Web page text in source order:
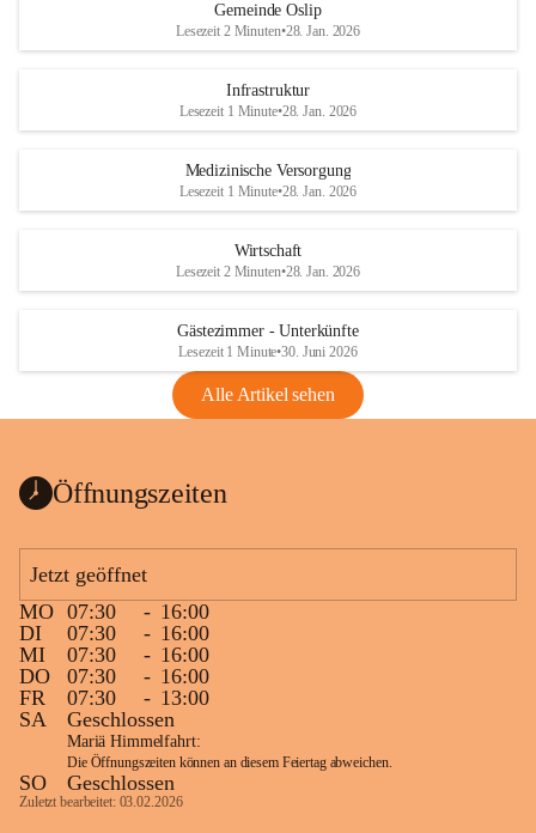
Gemeinde Oslip
Lesezeit 2 Minuten•28. Jan. 2026
Infrastruktur
Lesezeit 1 Minute•28. Jan. 2026
Medizinische Versorgung
Lesezeit 1 Minute•28. Jan. 2026
Wirtschaft
Lesezeit 2 Minuten•28. Jan. 2026
Gästezimmer - Unterkünfte
Lesezeit 1 Minute•30. Juni 2026
Alle Artikel sehen
Öffnungszeiten
Jetzt geöffnet
MO 07:30 - 16:00
DI
07:30 - 16:00
MI
07:30 - 16:00
DO
07:30 - 16:00
FR
07:30 - 13:00
SA
Geschlossen
Mariä Himmelfahrt:
Die Öffnungszeiten können an diesem Feiertag abweichen.
SO Geschlossen
Zuletzt bearbeitet: 03.02.2026